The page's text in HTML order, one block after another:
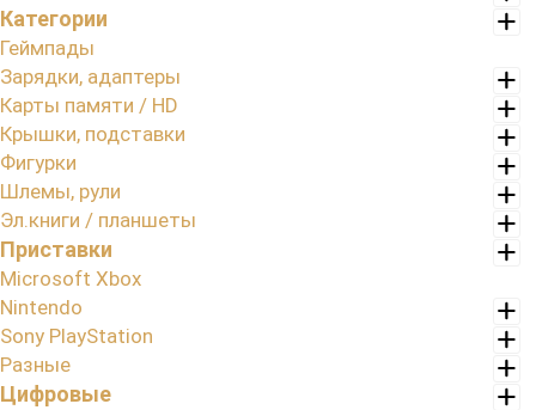
Категории
Геймпады
Зарядки, адаптеры
Карты памяти / HD
Крышки, подставки
Фигурки
Шлемы, рули
Эл.книги / планшеты
Приставки
Microsoft Xbox
Nintendo
Sony PlayStation
Разные
Цифровые